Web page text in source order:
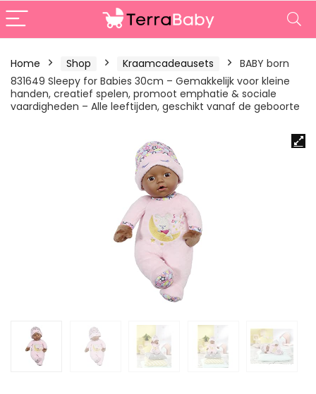
Home Shop Kraamcadeausets
BABY born
831649 Sleepy for Babies 30cm – Gemakkelijk voor kleine
handen, creatief spelen, promoot emphatie & sociale
vaardigheden – Alle leeftijden, geschikt vanaf de geboorte